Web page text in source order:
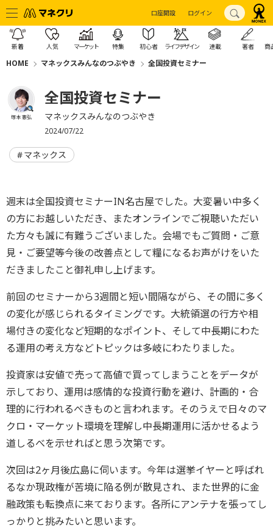
口座開設 ログイン
新着 人気 マーケット 特集 初心者 ライフデザイン 連載 著者 商
HOME マネックスみんなのつぶやき 全国投資セミナー
塚本 憲弘
全国投資セミナー
マネックスみんなのつぶやき
2024/07/22
マネックス
週末は全国投資セミナーIN名古屋でした。大変暑い中多く
の方にお越しいただき、またオンラインでご視聴いただい
た方々も誠に有難うございました。会場でもご質問・ご意
見・ご要望等今後の改善点として糧になるお声がけをいた
だきましたこと御礼申し上げます。
前回のセミナーから3週間と短い間隔ながら、その間に多く
の変化が感じられるタイミングです。大統領選の行方や相
場付きの変化など短期的なポイント、そして中長期にわた
る運用の考え方などトピックは多岐にわたりました。
投資家は安値で売って高値で買ってしまうことをデータが
示しており、運用は感情的な投資行動を避け、計画的・合
理的に行われるべきものと言われます。そのうえで日々のマ
クロ・マーケット環境を理解し中長期運用に活かせるよう
道しるべを示せればと思う次第です。
次回は2ヶ月後広島に伺います。今年は選挙イヤーと呼ばれ
るなか現政権が苦境に陥る例が散見され、また世界的に金
融政策も転換点に来ております。各所にアンテナを張ってし
っかりと挑みたいと思います。